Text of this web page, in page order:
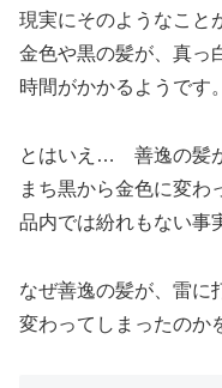
現実にそのようなこと
金色や黒の髪が、真っ
時間がかかるようです。
とはいえ… 善逸の髪
まち黒から金色に変わ
品内では紛れもない事
なぜ善逸の髪が、雷に
変わってしまったのか